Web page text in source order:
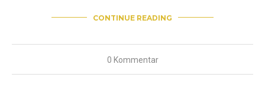
CONTINUE READING
0 Kommentar